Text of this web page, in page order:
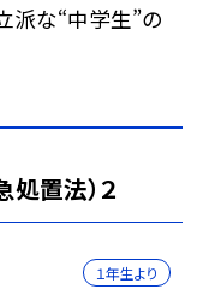
派な“中学生”の
置法）２
１年生より